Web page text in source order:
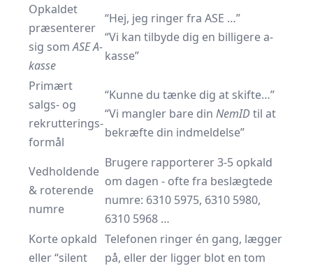
Opkaldet
præsenterer
sig somASE A-
kasse
“Hej, jeg ringer fra ASE …”
“Vi kan tilbyde dig en billigere a-
kasse”
Primært
salgs- og
rekrutterings­
formål
“Kunne du tænke dig at skifte…”
“Vi mangler bare din NemID til at
bekræfte din indmeldelse”
Vedholdende
& roterende
numre
Brugere rapporterer 3-5 opkald
om dagen - ofte fra beslægtede
numre: 6310 5975, 6310 5980,
6310 5968 …
Korte opkald
eller “silent
Telefonen ringer én gang, lægger
på, eller der ligger blot en tom